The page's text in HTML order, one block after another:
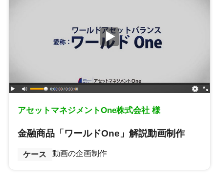
アセットマネジメントOne株式会社 様
金融商品「ワールドOne」解説動画制作
ケース 動画の企画制作